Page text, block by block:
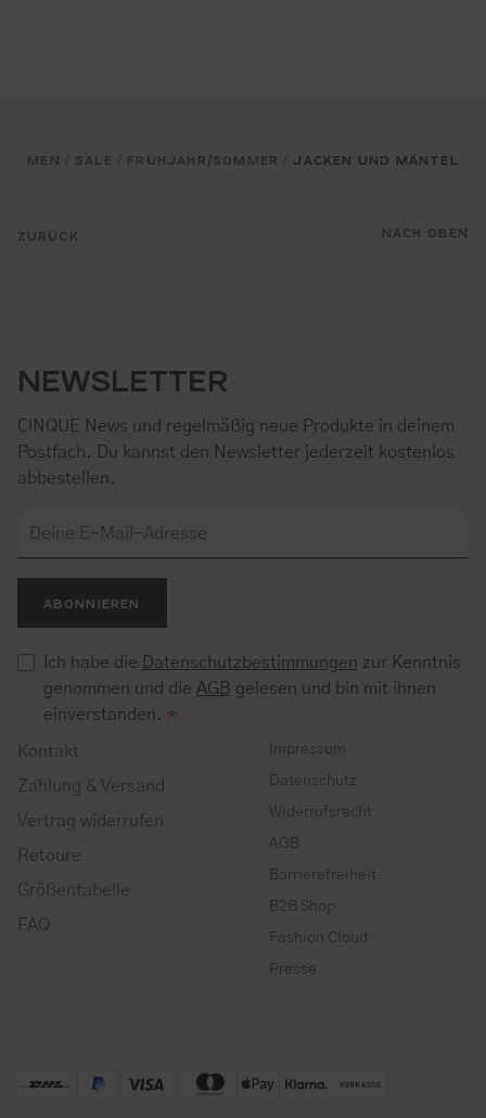
ZURÜCK
MEN SALE FRÜHJAHR/SOMMER JACKEN UND MÄNTEL
NACH OBEN
NEWSLETTER
CINQUE News und regelmäßig neue Produkte in deinem
Postfach. Du kannst den Newsletter jederzeit kostenlos
abbestellen.
ABONNIEREN
Ich habe die Datenschutzbestimmungen zur Kenntnis
genommen und die AGB gelesen und bin mit ihnen
einverstanden. *
Kontakt
Zahlung & Versand
Vertrag widerrufen
Retoure
Größentabelle
FAQ
Impressum
Datenschutz
Widerrufsrecht
AGB
Barrierefreiheit
B2B Shop
Fashion Cloud
Presse